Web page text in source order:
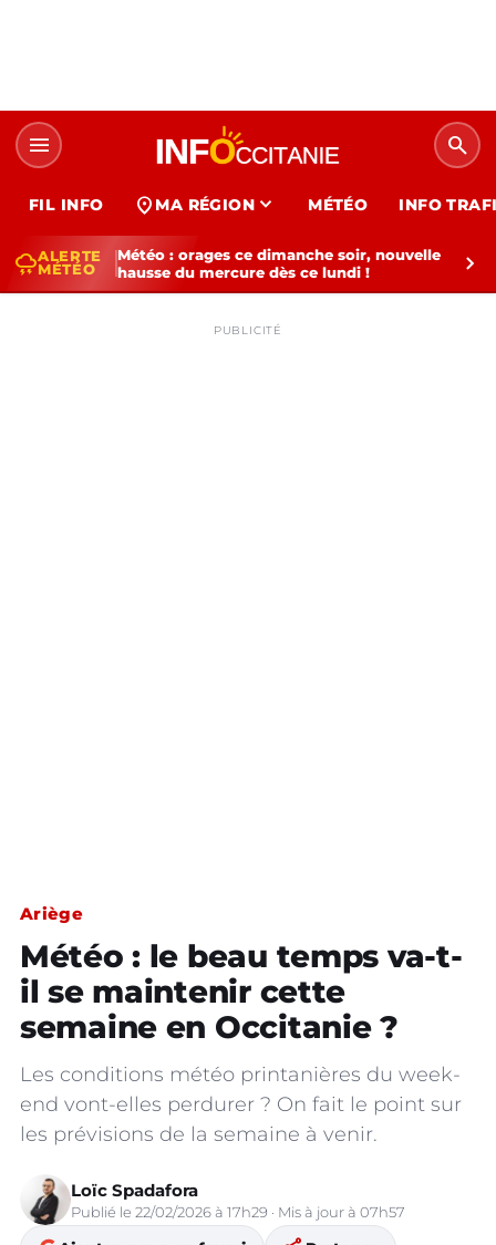
menu search
FIL INFO location_on MA RÉGION expand_more MÉTÉO INFO
thunderstormALERTE
MÉTÉO
Météo : orages ce dimanche soir, nouvelle
hausse du mercure dès ce lundi !
chevron_right
PUBLICITÉ
Ariège
Météo : le beau temps va-t-
il se maintenir cette
semaine en Occitanie ?
Les conditions météo printanières du week-
end vont-elles perdurer ? On fait le point sur
les prévisions de la semaine à venir.
Loïc Spadafora
Publié le 22/02/2026 à 17h29 · Mis à jour à 07h57